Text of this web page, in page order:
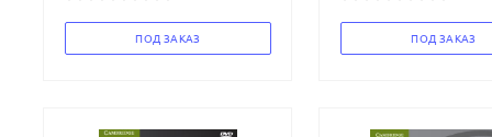
ПОД ЗАКАЗ ПОД ЗАКАЗ